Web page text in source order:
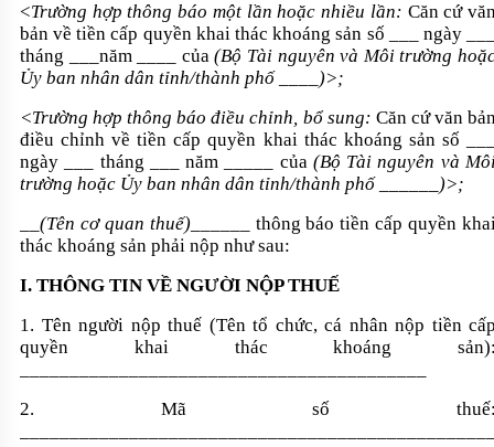
<Trường hợp thông báo một lần hoặc nhiều lần: Căn cứ
bản về tiền cấp quyền khai thác khoáng sản số ___ ngày
tháng ___năm ____ của(Bộ Tài nguyên và Môi trường
Ủy ban nhân dân tỉnh/thành phố ____)>;
<Trường hợp thông báo điều chỉnh, bổ sung: Căn cứ văn
điều chỉnh về tiền cấp quyền khai thác khoáng sản số
ngày ___ tháng ___ năm _____ của (Bộ Tài nguyên và
trường hoặc Ủy ban nhân dân tỉnh/thành phố ______)>;
__(Tên cơ quan thuế)______
thông báo tiền cấp quyền
thác khoáng sản phải nộp như sau:
I. THÔNG TIN VỀ NGƯỜI NỘP THUẾ
1. Tên người nộp thuế (Tên tổ chức, cá nhân nộp tiền
quyền khai thác khoáng
2. Mã số